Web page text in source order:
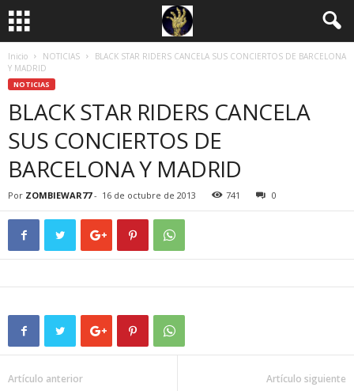
Inicio NOTICIAS
BLACK STAR RIDERS CANCELA SUS CONCIERTOS DE BARCELONA
Y MADRID
NOTICIAS
BLACK STAR RIDERS CANCELA
SUS CONCIERTOS DE
BARCELONA Y MADRID
Por ZOMBIEWAR77- 16 de octubre de 2013 741 0
Artículo anterior Artículo siguiente